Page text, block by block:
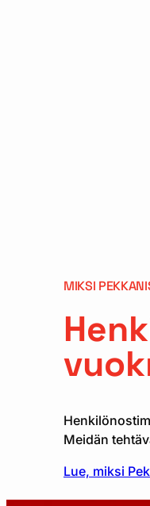
MIKSI
Meidän
Lue, miksi